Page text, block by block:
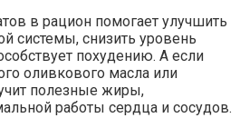
в рацион помогает улучшить
системы, снизить уровень
похудению. А если
оливкового масла или
полезные жиры,
работы сердца и сосудов.